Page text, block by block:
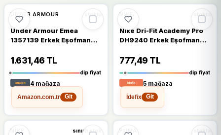
%66 %66 DÜŞTÜ
UNDER ARMOUR stokta
Under Armour Emea
1357139 Erkek Eşofman
1.631,46 TL
dip fiyat
4 mağaza
Amazon.com.tr
Git
%49 %49 DÜŞTÜ
NIKE stokta
Nike Dri-Fit Academy Pro
DH9240 Erkek Eşofman
777,49 TL
dip fiyat
5 mağaza
İdefix
Git
%50 DÜŞTÜ
NIKE sınırlı stok %58 DÜŞTÜ
PUMA stokta